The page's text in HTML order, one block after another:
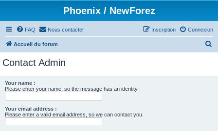
Phoenix / NewForez
FAQ Nous contacter Connexion
Inscription
Accueil du forum
Contact Admin
Your name :
Please enter your name, so the message has an identity.
Your email address :
Please enter a valid email address, so we can contact you.